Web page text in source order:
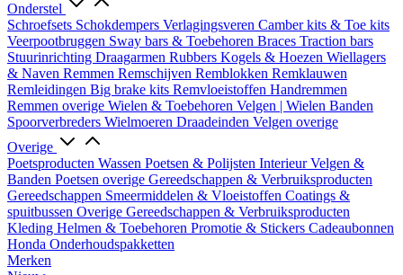
Onderstel
Schroefsets Schokdempers Verlagingsveren Camber kits & Toe kits
Veerpootbruggen Sway bars & Toebehoren Braces Traction bars
Stuurinrichting Draagarmen Rubbers Kogels & Hoezen Wiellagers
& Naven Remmen Remschijven Remblokken Remklauwen
Remleidingen Big brake kits Remvloeistoffen Handremmen
Remmen overige Wielen & Toebehoren Velgen | Wielen Banden
Spoorverbreders Wielmoeren Draadeinden Velgen overige
Overige
Poetsproducten Wassen Poetsen & Polijsten InterieurVelgen &
Banden Poetsen overige Gereedschappen & Verbruiksproducten
Gereedschappen Smeermiddelen & Vloeistoffen Coatings &
spuitbussen Overige Gereedschappen & Verbruiksproducten
Kleding Helmen & Toebehoren Promotie & Stickers Cadeaubonnen
Honda Onderhoudspakketten
Merken